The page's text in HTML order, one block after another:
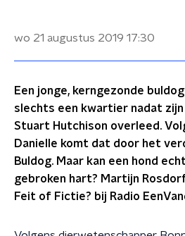
wo 21 augustus 2019 17:30
Een jonge, kerngezonde
slechts een kwartier nadat
Stuart Hutchison overleed.
Danielle komt dat door het
Buldog. Maar kan een hond
gebroken hart? Martijn
Feit of Fictie? bij Radio